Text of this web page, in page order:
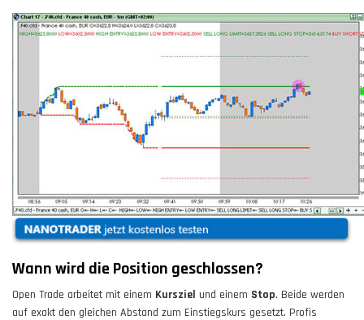
Wann wird die Position geschlossen?
Open Trade arbeitet mit einem Kursziel und einem Stop. Beide werden
auf exakt den gleichen Abstand zum Einstiegskurs gesetzt. Profis